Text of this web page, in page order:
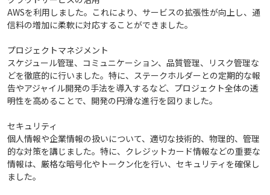
AWSを利用しました。これにより、サービスの拡張性が向上し、通
信料の増加に柔軟に対応することができました。
プロジェクトマネジメント
スケジュール管理、コミュニケーション、品質管理、リスク管理な
どを徹底的に行いました。特に、ステークホルダーとの定期的な報
告やアジャイル開発の手法を導入するなど、プロジェクト全体の透
明性を高めることで、開発の円滑な進行を図りました。
セキュリティ
個人情報や企業情報の扱いについて、適切な技術的、物理的、管理
的な対策を講じました。特に、クレジットカード情報などの重要な
情報は、厳格な暗号化やトークン化を行い、セキュリティを確保し
ました。